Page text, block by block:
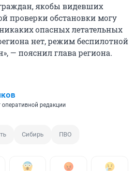
якобы видевших
проверки обстановки могу
опасных летательных
нет, режим беспилотной
— пояснил глава региона.
оперативной редакции
Сибирь ПВО